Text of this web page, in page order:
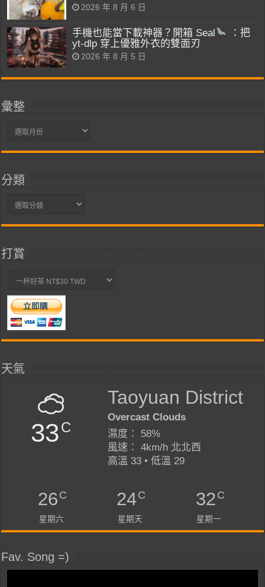
2026 年 8 月 6 日
手機也能當下載神器？開箱 Seal
：把
yt-dlp 穿上優雅外衣的雙面刃
2026 年 8 月 5 日
彙整
彙
分類
分
打賞
天氣
33C
Taoyuan District
Overcast Clouds
濕度： 58%
風速： 4km/h 北北西
高溫 33 • 低溫 29
26C
星期六
24C
星期天
32C
星期一
Fav. Song =)